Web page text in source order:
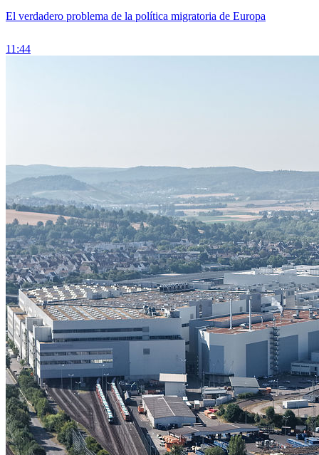
El verdadero problema de la política migratoria de Europa
11:44